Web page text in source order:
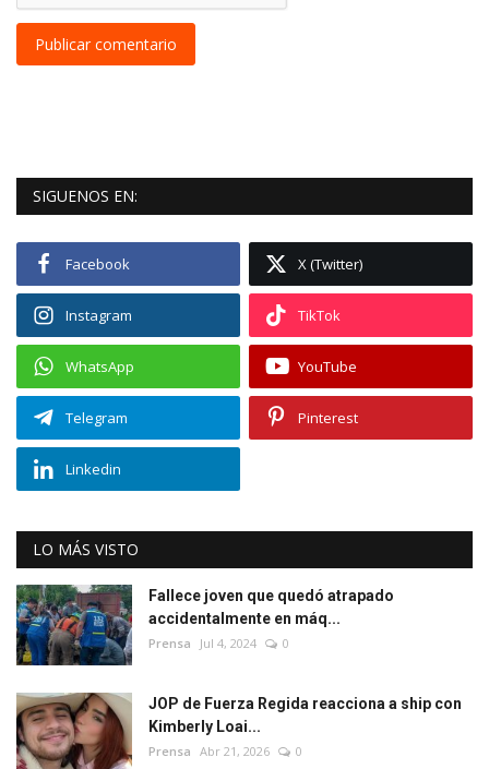
Publicar comentario
SIGUENOS EN:
Facebook X (Twitter)
Instagram TikTok
WhatsApp YouTube
Telegram Pinterest
Linkedin
LO MÁS VISTO
Fallece joven que quedó atrapado
accidentalmente en máq...
Prensa Jul 4, 2024 0
JOP de Fuerza Regida reacciona a ship con
Kimberly Loai...
Prensa Abr 21, 2026 0